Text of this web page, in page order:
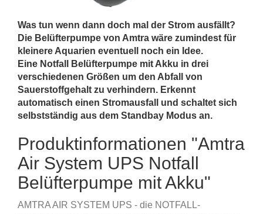
Was tun wenn dann doch mal der Strom ausfällt?
Die Belüfterpumpe von Amtra wäre zumindest für
kleinere Aquarien eventuell noch ein Idee.
Eine Notfall Belüfterpumpe mit Akku in drei
verschiedenen Größen um den Abfall von
Sauerstoffgehalt zu verhindern. Erkennt
automatisch einen Stromausfall und schaltet sich
selbstständig aus dem Standbay Modus an.
Produktinformationen "Amtra
Air System UPS Notfall
Belüfterpumpe mit Akku"
AMTRA AIR SYSTEM UPS - die NOTFALL-